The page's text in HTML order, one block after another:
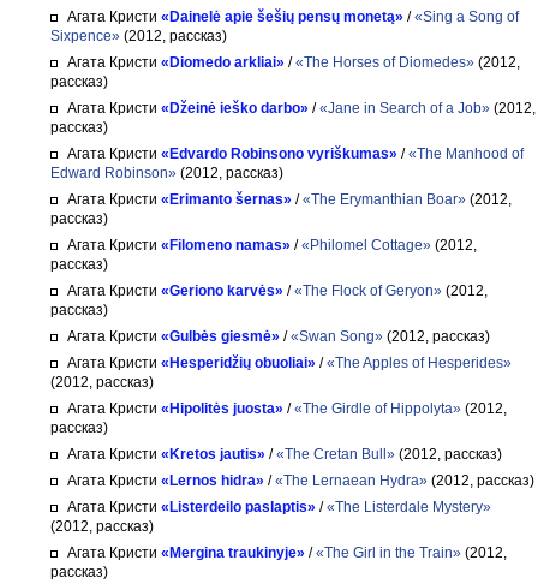
Агата Кристи «Dainelė apie šešių pensų monetą» /«Sing a Song of
Sixpence» (2012, рассказ)
Агата Кристи «Diomedo arkliai» /«The Horses of Diomedes» (2012,
рассказ)
Агата Кристи «Džeinė ieško darbo» /«Jane in Search of a Job» (2012,
рассказ)
Агата Кристи «Edvardo Robinsono vyriškumas» /«The Manhood of
Edward Robinson» (2012, рассказ)
Агата Кристи «Erimanto šernas» /«The Erymanthian Boar» (2012,
рассказ)
Агата Кристи «Filomeno namas» /«Philomel Cottage» (2012,
рассказ)
Агата Кристи «Geriono karvės» /«The Flock of Geryon» (2012,
рассказ)
Агата Кристи «Gulbės giesmė» /«Swan Song» (2012, рассказ)
Агата Кристи «Hesperidžių obuoliai» /«The Apples of Hesperides»
(2012, рассказ)
Агата Кристи «Hipolitės juosta» /«The Girdle of Hippolyta» (2012,
рассказ)
Агата Кристи «Kretos jautis» /«The Cretan Bull» (2012, рассказ)
Агата Кристи «Lernos hidra» /«The Lernaean Hydra» (2012, рассказ)
Агата Кристи «Listerdeilo paslaptis» /«The Listerdale Mystery»
(2012, рассказ)
Агата Кристи «Mergina traukinyje» /«The Girl in the Train» (2012,
рассказ)